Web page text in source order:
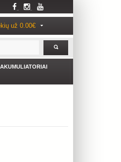
už 0.00€
AKUMULIATORIAI